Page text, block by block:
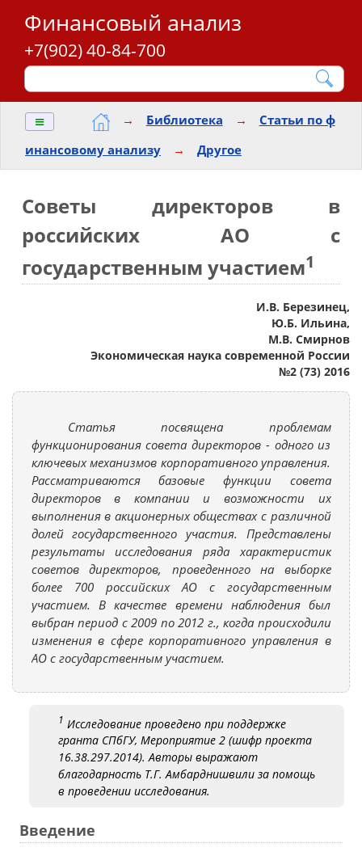
Финансовый анализ
+7(902) 40-84-700
≡ → Библиотека →
Статьи по ф
инансовому анализу
→ Другое
Советы директоров в
российских АО с
государственным участием1
И.В. Березинец,
Ю.Б. Ильина,
М.В. Смирнов
Экономическая наука современной России
№2 (73) 2016
Статья посвящена проблемам
функционирования совета директоров - одного из
ключевых механизмов корпоративного управления.
Рассматриваются базовые функции совета
директоров в компании и возможности их
выполнения в акционерных обществах с различной
долей государственного участия. Представлены
результаты исследования ряда характеристик
советов директоров, проведенного на выборке
более 700 российских АО с государственным
участием. В качестве времени наблюдения был
выбран период с 2009 по 2012 г., когда происходили
изменения в сфере корпоративного управления в
АО с государственным участием.
1 Исследование проведено при поддержке
гранта СПбГУ, Мероприятие 2 (шифр проекта
16.38.297.2014). Авторы выражают
благодарность Т.Г. Амбарднишвили за помощь
в проведении исследования.
Введение